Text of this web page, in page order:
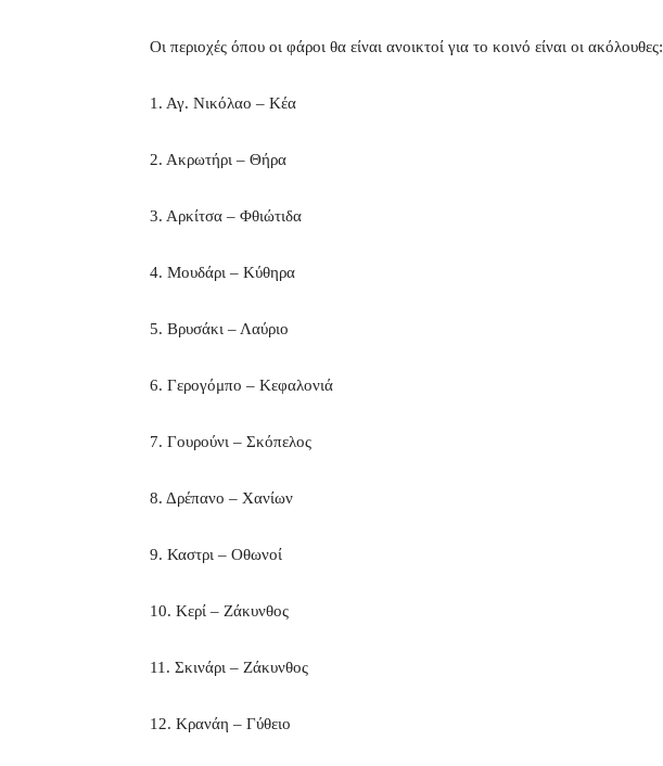
Οι περιοχές όπου οι φάροι θα είναι ανοικτοί για το κοινό είναι οι ακόλουθες:
1. Αγ. Νικόλαο – Κέα
2. Ακρωτήρι – Θήρα
3. Αρκίτσα – Φθιώτιδα
4. Μουδάρι – Κύθηρα
5. Βρυσάκι – Λαύριο
6. Γερογόμπο – Κεφαλονιά
7. Γουρούνι – Σκόπελος
8. Δρέπανο – Χανίων
9. Καστρι – Οθωνοί
10. Κερί – Ζάκυνθος
11. Σκινάρι – Ζάκυνθος
12. Κρανάη – Γύθειο